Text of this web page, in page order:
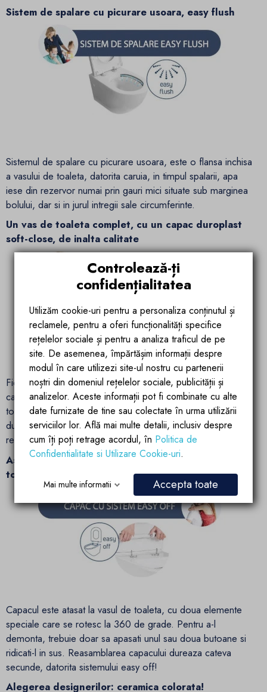
Sistem de spalare cu picurare usoara, easy flush
Sistemul de spalare cu picurare usoara, este o flansa inchisa
a vasului de toaleta, datorita caruia, in timpul spalarii, apa
iese din rezervor numai prin gauri mici situate sub marginea
bolului, dar si in jurul intregii sale circumferinte.
Un vas de toaleta complet, cu un capac duroplast
soft-close, de inalta calitate
Fiecare toaleta Michael, este intotdeauna completata, cu un
capac de toaleta cu inchidere soft-close. Capacele de
toaleta, sunt fabricate din material de inalta calitate -
duroplast si de obicei vin intr-o versiune traditionala - mai
rezistenta, usoara si subtire.
Asamblare si demontare usoara a scaunului de
toaleta - sistem easy off
Capacul este atasat la vasul de toaleta, cu doua elemente
speciale care se rotesc la 360 de grade. Pentru a-l
demonta, trebuie doar sa apasati unul sau doua butoane si
ridicati-l in sus. Reasamblarea capacului dureaza cateva
secunde, datorita sistemului easy off!
Alegerea designerilor: ceramica colorata!
Controlează-ți
confidențialitatea
Utilizăm cookie-uri pentru a personaliza conținutul și
reclamele, pentru a oferi funcționalități specifice
rețelelor sociale și pentru a analiza traficul de pe
site. De asemenea, împărtășim informații despre
modul în care utilizezi site-ul nostru cu partenerii
noștri din domeniul rețelelor sociale, publicității și
analizelor. Aceste informații pot fi combinate cu alte
date furnizate de tine sau colectate în urma utilizării
serviciilor lor. Află mai multe detalii, inclusiv despre
cum îți poți retrage acordul, în Politica de
Confidentialitate si Utilizare Cookie-uri.
Mai multe informatii Accepta toate